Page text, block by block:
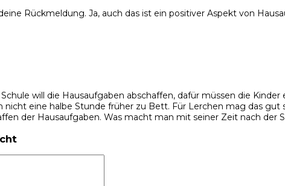
Rückmeldung. Ja, auch das ist ein positiver Aspekt von
will die Hausaufgaben abschaffen, dafür müssen die
nicht eine halbe Stunde früher zu Bett. Für Lerchen mag das gut
der Hausaufgaben. Was macht man mit seiner Zeit nach